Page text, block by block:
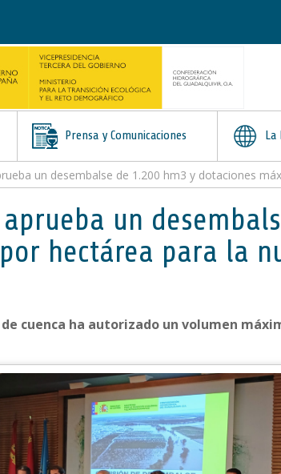
Prensa y Comunicaciones La
un desembalse de 1.200 hm3 y dotaciones
aprueba un
hectárea para la
cuenca ha autorizado un volumen